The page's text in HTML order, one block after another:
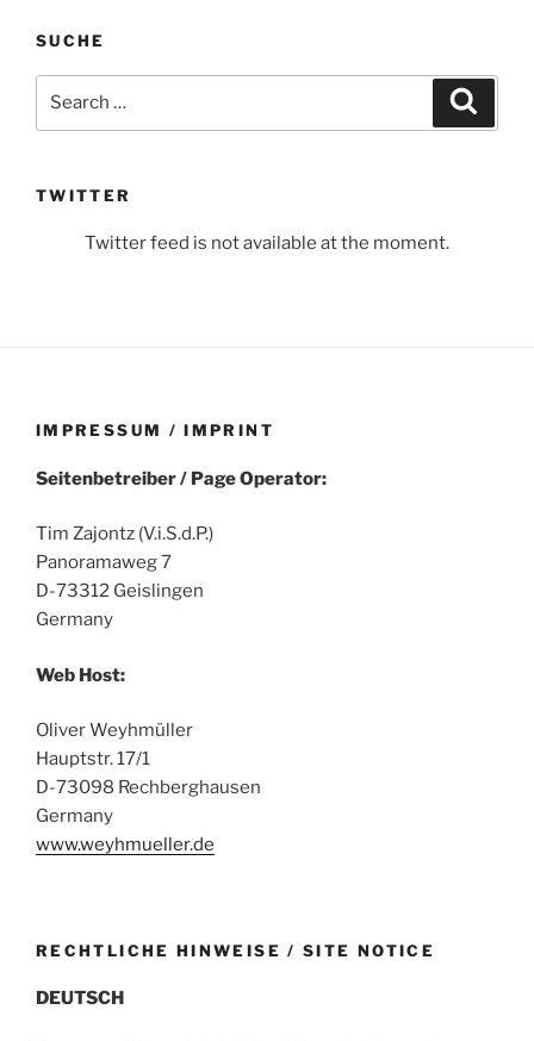
SUCHE
TWITTER
Twitter feed is not available at the moment.
IMPRESSUM / IMPRINT
Seitenbetreiber / Page Operator:
Tim Zajontz (V.i.S.d.P.)
Panoramaweg 7
D-73312 Geislingen
Germany
Web Host:
Oliver Weyhmüller
Hauptstr. 17/1
D-73098 Rechberghausen
Germany
www.weyhmueller.de
RECHTLICHE HINWEISE / SITE NOTICE
DEUTSCH